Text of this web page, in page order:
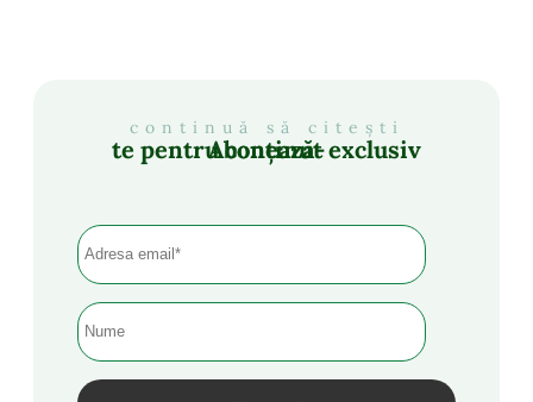
continuă să citești
Abonează-te pentru conținut exclusiv